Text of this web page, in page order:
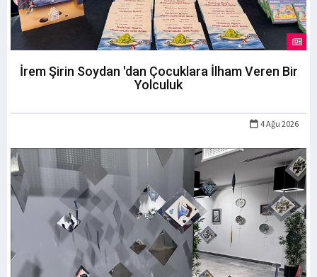
İrem Şirin Soydan 'dan Çocuklara İlham Veren Bir
Yolculuk
4 Ağu 2026